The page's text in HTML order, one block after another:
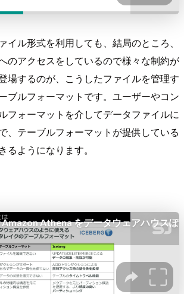
イル形式を利用しても、結局のところ、
のアクセスをしているので様々な制約が
場するのが、こうしたファイルを管理す
ブルフォーマットです。ユーザーやコン
フォーマットを介してデータファイルに
、テーブルフォーマットが提供している
るようになります。